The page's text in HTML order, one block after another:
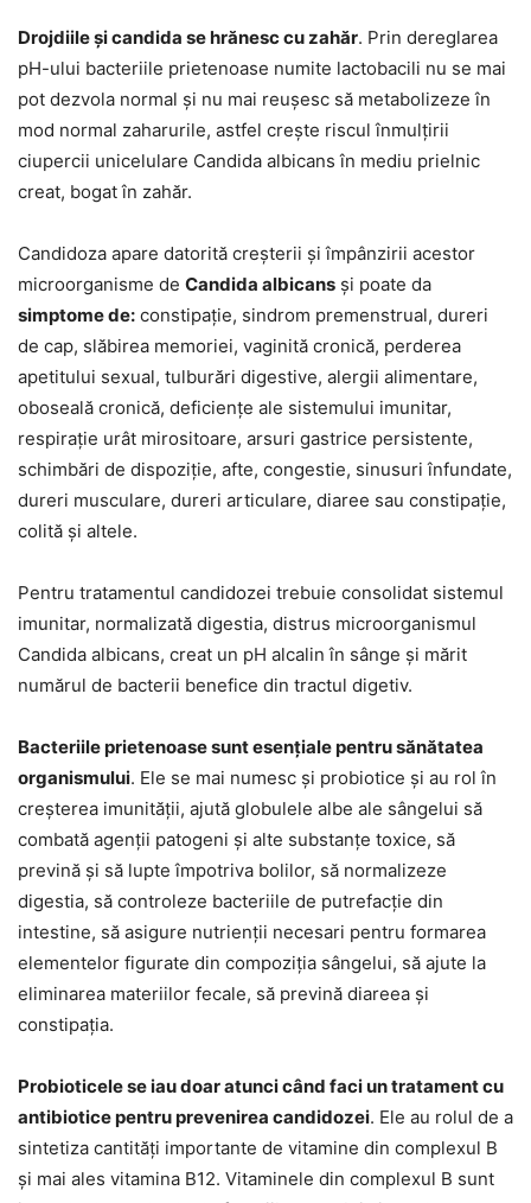
Drojdiile și candida se hrănesc cu zahăr. Prin dereglarea
pH-ului bacteriile prietenoase numite lactobacili nu se mai
pot dezvola normal și nu mai reușesc să metabolizeze în
mod normal zaharurile, astfel crește riscul înmulțirii
ciupercii unicelulare Candida albicans în mediu prielnic
creat, bogat în zahăr.
Candidoza apare datorită creșterii și împânzirii acestor
microorganisme de Candida albicans și poate da
simptome de: constipație, sindrom premenstrual, dureri
de cap, slăbirea memoriei, vaginită cronică, perderea
apetitului sexual, tulburări digestive, alergii alimentare,
oboseală cronică, deficiențe ale sistemului imunitar,
respirație urât mirositoare, arsuri gastrice persistente,
schimbări de dispoziție, afte, congestie, sinusuri înfundate,
dureri musculare, dureri articulare, diaree sau constipație,
colită și altele.
Pentru tratamentul candidozei trebuie consolidat sistemul
imunitar, normalizată digestia, distrus microorganismul
Candida albicans, creat un pH alcalin în sânge și mărit
numărul de bacterii benefice din tractul digetiv.
Bacteriile prietenoase sunt esențiale pentru sănătatea
organismului. Ele se mai numesc și probiotice și au rol în
creșterea imunității, ajută globulele albe ale sângelui să
combată agenții patogeni și alte substanțe toxice, să
prevină și să lupte împotriva bolilor, să normalizeze
digestia, să controleze bacteriile de putrefacție din
intestine, să asigure nutrienții necesari pentru formarea
elementelor figurate din compoziția sângelui, să ajute la
eliminarea materiilor fecale, să prevină diareea și
constipația.
Probioticele se iau doar atunci când faci un tratament cu
antibiotice pentru prevenirea candidozei. Ele au rolul de a
sintetiza cantități importante de vitamine din complexul B
și mai ales vitamina B12. Vitaminele din complexul B sunt